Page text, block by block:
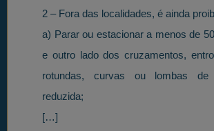
2 – Fora das localidades, é ainda
a) Parar ou estacionar a menos de
e outro lado dos cruzamentos,
rotundas, curvas ou lombas de
reduzida;
[…]